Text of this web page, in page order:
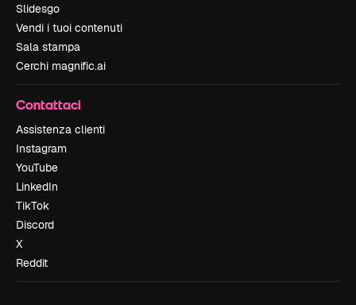
Slidesgo
Vendi i tuoi contenuti
Sala stampa
Cerchi magnific.ai
Contattaci
Assistenza clienti
Instagram
YouTube
LinkedIn
TikTok
Discord
X
Reddit